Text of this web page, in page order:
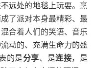
远处的地毯上玩耍。烹
了派对本身最精彩、最
合着人们的笑语、音乐
动的、充满生命力的盛
的是分享、是连接，是